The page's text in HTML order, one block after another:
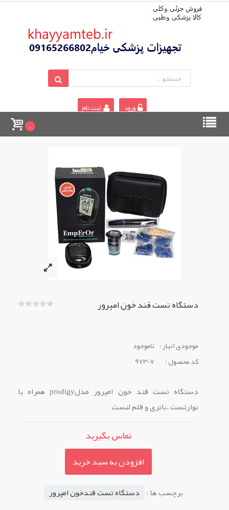
ورود ثبت نام
0
دستگاه تست قند خون امپرور
موجودی انبار : ناموجود
کد محصول :
97307
دستگاه تست قند خون امپرور مدلprodigy همراه با
نوارتست .باتری و قلم لنست
تماس بگیرید
افزودن به سبد خرید
برچسب ها : دستگاه تست قندخون امپرور